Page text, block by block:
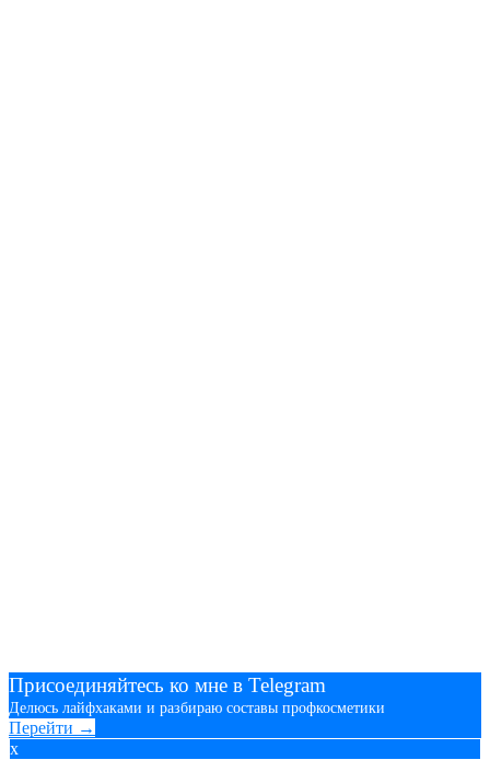
Присоединяйтесь ко мне в Telegram
Делюсь лайфхаками и разбираю составы профкосметики
Перейти →
x